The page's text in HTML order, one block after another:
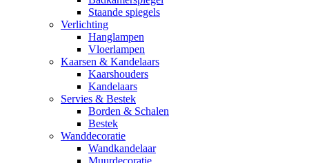
Staande spiegels
Verlichting
Hanglampen
Vloerlampen
Kaarsen & Kandelaars
Kaarshouders
Kandelaars
Servies & Bestek
Borden & Schalen
Bestek
Wanddecoratie
Wandkandelaar
Muurdecoratie